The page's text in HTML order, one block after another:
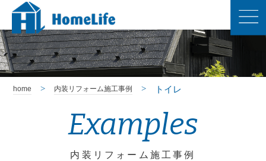
home 内装リフォーム施工事例 トイレ
Examples
内装リフォーム施工事例